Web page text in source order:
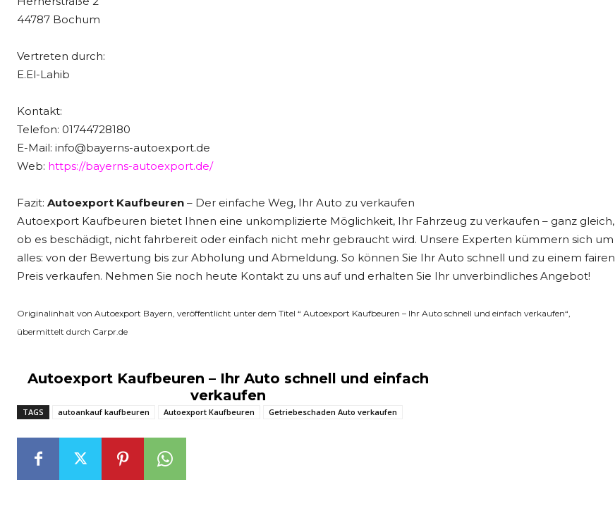
44787 Bochum
Vertreten durch:
E.El-Lahib
Kontakt:
Telefon: 01744728180
E-Mail: info@bayerns-autoexport.de
Web: https://bayerns-autoexport.de/
Fazit: Autoexport Kaufbeuren – Der einfache Weg, Ihr Auto zu verkaufen
Autoexport Kaufbeuren bietet Ihnen eine unkomplizierte Möglichkeit, Ihr Fahrzeug zu verkaufen – ganz gleich,
ob es beschädigt, nicht fahrbereit oder einfach nicht mehr gebraucht wird. Unsere Experten kümmern sich um
alles: von der Bewertung bis zur Abholung und Abmeldung. So können Sie Ihr Auto schnell und zu einem fairen
Preis verkaufen. Nehmen Sie noch heute Kontakt zu uns auf und erhalten Sie Ihr unverbindliches Angebot!
Originalinhalt von Autoexport Bayern, veröffentlicht unter dem Titel “ Autoexport Kaufbeuren – Ihr Auto schnell und einfach verkaufen“,
übermittelt durch Carpr.de
Autoexport Kaufbeuren – Ihr Auto schnell und einfach
verkaufen
TAGS autoankauf kaufbeuren Autoexport Kaufbeuren Getriebeschaden Auto verkaufen